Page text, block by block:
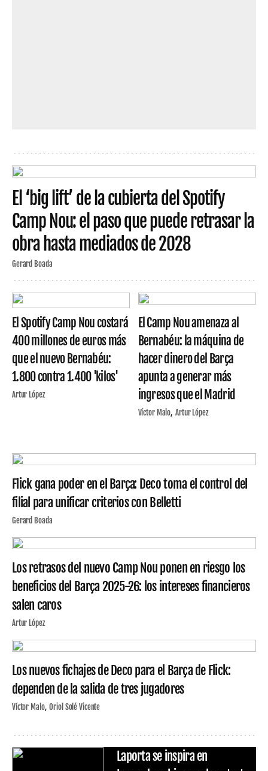
El ‘big lift’ de la cubierta del Spotify
Camp Nou: el paso que puede retrasar la
obra hasta mediados de 2028
Gerard Boada
El Spotify Camp Nou costará
400 millones de euros más
que el nuevo Bernabéu:
1.800 contra 1.400 'kilos'
Artur López
El Camp Nou amenaza al
Bernabéu: la máquina de
hacer dinero del Barça
apunta a generar más
ingresos que el Madrid
Víctor Malo Artur López
Flick gana poder en el Barça: Deco toma el control del
filial para unificar criterios con Belletti
Gerard Boada
Los retrasos del nuevo Camp Nou ponen en riesgo los
beneficios del Barça 2025-26: los intereses financieros
salen caros
Artur López
Los nuevos fichajes de Deco para el Barça de Flick:
dependen de la salida de tres jugadores
Víctor Malo Oriol Solé Vicente
Laporta se inspira en